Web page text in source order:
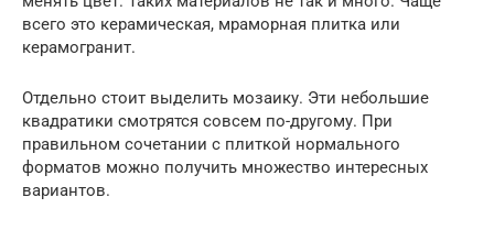
всего это керамическая, мраморная плитка или
керамогранит.
Отдельно стоит выделить мозаику. Эти небольшие
квадратики смотрятся совсем по-другому. При
правильном сочетании с плиткой нормального
форматов можно получить множество интересных
вариантов.